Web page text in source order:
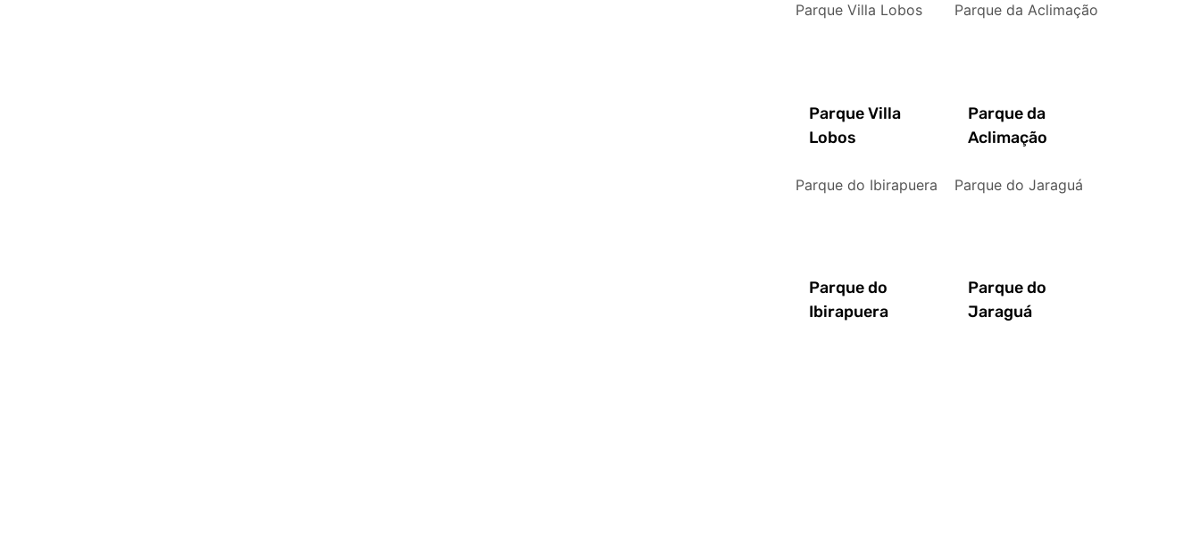
Parque Villa Lobos
Parque Villa
Lobos
Parque da Aclimação
Parque da
Aclimação
Parque do Ibirapuera
Parque do
Ibirapuera
Parque do Jaraguá
Parque do
Jaraguá